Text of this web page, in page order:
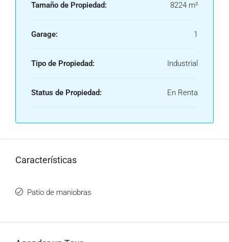
Tamaño de Propiedad: 8224 m²
Garage: 1
Tipo de Propiedad: Industrial
Status de Propiedad: En Renta
Características
Patio de maniobras